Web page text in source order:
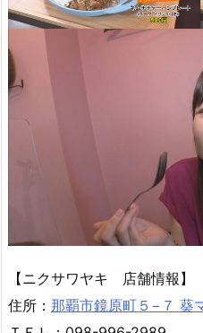
【ニクサワヤキ 店舗情報】
住所： 那覇市鏡原町５−７ 葵